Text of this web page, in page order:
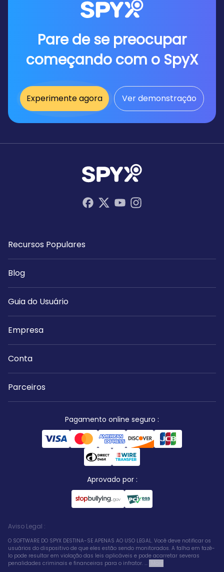
Pare de se preocupar
começando com o SpyX
Experimente agora Ver demonstração
Recursos Populares
Blog
Guia do Usuário
Empresa
Conta
Parceiros
Pagamento online seguro :
Aprovado por :
Aviso Legal :
O SOFTWARE DO SPYX DESTINA-SE APENAS AO USO LEGAL. Você deve notificar os
usuários do dispositivo de que eles estão sendo monitorados. A falha em fazê-
lo pode resultar em violação das leis aplicáveis e pode acarretar severas
penalidades criminais e financeiras para o infrator. ...